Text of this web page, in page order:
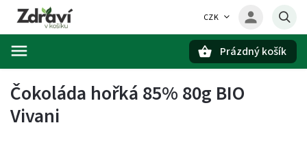
CZK
Prázdný košík
Čokoláda hořká 85% 80g BIO
Vivani